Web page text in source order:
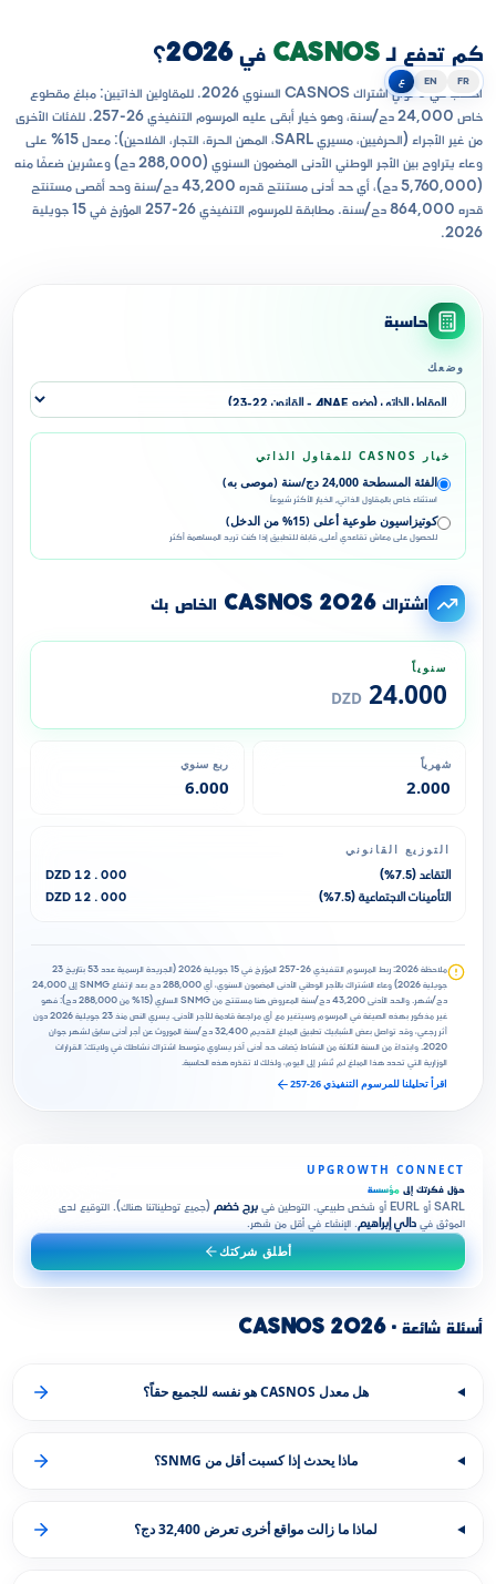
FR
EN ع
كم تدفع لـ CASNOS في 2026؟
احسب في 5 ثوانٍ اشتراك CASNOS السنوي 2026. للمقاولين الذاتيين: مبلغ مقطوع
خاص 24,000 دج/سنة، وهو خيار أبقى عليه المرسوم التنفيذي 26-257. للفئات الأخرى
من غير الأجراء (الحرفيين، مسيري SARL، المهن الحرة، التجار، الفلاحين): معدل 15% على
وعاء يتراوح بين الأجر الوطني الأدنى المضمون السنوي (288,000 دج) وعشرين ضعفًا منه
(5,760,000 دج)، أي حد أدنى مستنتج قدره 43,200 دج/سنة وحد أقصى مستنتج
قدره 864,000 دج/سنة. مطابقة للمرسوم التنفيذي 26-257 المؤرخ في 15 جويلية
2026.
حاسبة
وضعك
خيار CASNOS للمقاول الذاتي
الفئة المسطحة 24,000 دج/سنة (موصى به)
استثناء خاص بالمقاول الذاتي, الخيار الأكثر شيوعاً
كوتيزاسيون طوعية أعلى (15% من الدخل)
للحصول على معاش تقاعدي أعلى, قابلة للتطبيق إذا كنت تريد المساهمة أكثر
اشتراك CASNOS 2026 الخاص بك
سنوياً
24.000
DZD
شهرياً
2.000
ربع سنوي
6.000
التوزيع القانوني
التقاعد (7.5%) 12.000
التأمينات الاجتماعية (7.5%) 12.000
ملاحظة 2026: ربط المرسوم التنفيذي 26-257 المؤرخ في 15 جويلية 2026 (الجريدة الرسمية عدد 53 بتاريخ 23
جويلية 2026) وعاء الاشتراك بالأجر الوطني الأدنى المضمون السنوي، أي 288,000 دج بعد ارتفاع SNMG إلى 24,000
دج/شهر. والحد الأدنى 43,200 دج/سنة المعروض هنا مستنتج من SNMG الساري (15% من 288,000 دج): فهو
غير مذكور بهذه الصيغة في المرسوم وسيتغير مع أي مراجعة قادمة للأجر الأدنى. يسري النص منذ 23 جويلية 2026 دون
أثر رجعي، وقد تواصل بعض الشبابيك تطبيق المبلغ القديم 32,400 دج/سنة الموروث عن أجر أدنى سابق لشهر جوان
2020. وابتداءً من السنة الثالثة من النشاط يُضاف حد أدنى آخر يساوي متوسط اشتراك نشاطك في ولايتك: القرارات
الوزارية التي تحدد هذا المبلغ لم تُنشر إلى اليوم، ولذلك لا تقدّره هذه الحاسبة.
اقرأ تحليلنا للمرسوم التنفيذي 26-257
UPGROWTH CONNECT
حوّل فكرتك إلى مؤسسة
SARL أو EURL أو شخص طبيعي. التوطين في برج خضم (جميع توطيناتنا هناك). التوقيع لدى
الموثق في دالي إبراهيم. الإنشاء في أقل من شهر.
أطلق شركتك
أسئلة شائعة · CASNOS 2026
هل معدل CASNOS هو نفسه للجميع حقاً؟
ماذا يحدث إذا كسبت أقل من SNMG؟
لماذا ما زالت مواقع أخرى تعرض 32,400 دج؟